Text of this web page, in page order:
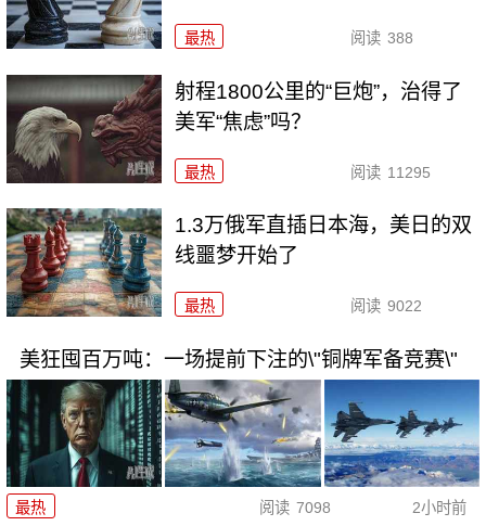
最热 阅读 388
射程1800公里的“巨炮”，治得了
美军“焦虑”吗？
最热 阅读 11295
1.3万俄军直插日本海，美日的双
线噩梦开始了
最热 阅读 9022
美狂囤百万吨：一场提前下注的\"铜牌军备竞赛\"
最热 阅读 7098 2小时前